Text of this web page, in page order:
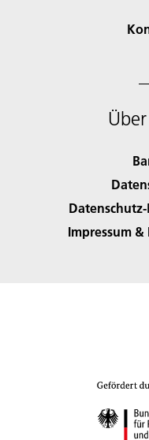
Impressum